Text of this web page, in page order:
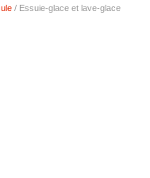
/ Essuie-glace et lave-glace